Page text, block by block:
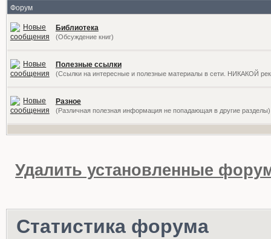
Форум
Библиотека
(Обсуждение книг)
Полезные ссылки
(Ссылки на интересные и полезные материалы в сети. НИКАКОЙ
Разное
(Различная полезная информация не попадающая в другие разделы)
Удалить установленные
Статистика форума